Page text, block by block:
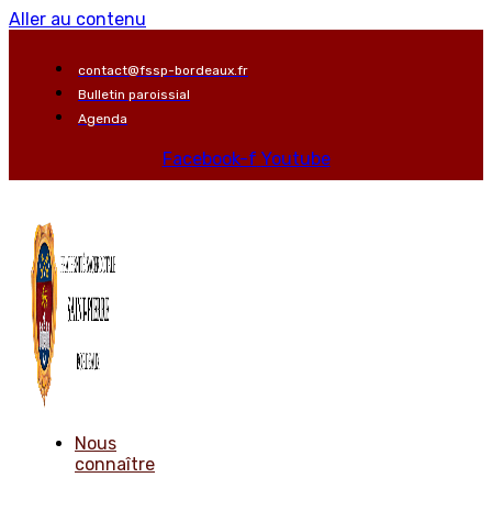
Aller au contenu
contact@fssp-bordeaux.fr
Bulletin paroissial
Agenda
Facebook-f Youtube
Nous
connaître